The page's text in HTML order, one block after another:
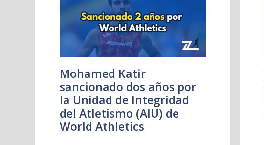
Mohamed Katir
sancionado dos años por
la Unidad de Integridad
del Atletismo (AIU) de
World Athletics